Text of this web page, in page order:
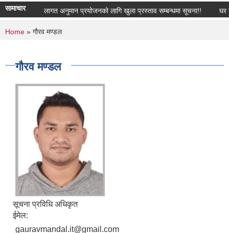
सामाचार लागत अनुमान प्रयोजनको लागि खुला प्रस्ताव सम्बन्धमा सूचना!! घर
You are here
Home » गौरव मण्डल
गौरव मण्डल
सूचना प्रविधि अधिकृत
ईमेल:
gauravmandal.it@gmail.com